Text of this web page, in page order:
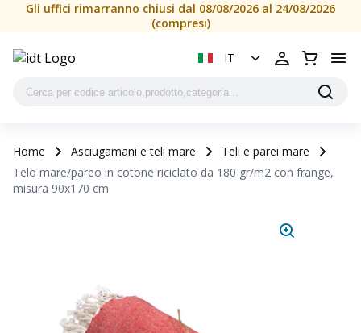
Gli uffici rimarranno chiusi dal 08/08/2026 al 24/08/2026
(compresi)
IT
Home Asciugamani e teli mare
Teli e parei mare
Telo mare/pareo in cotone riciclato da 180 gr/m2 con frange,
misura 90x170 cm